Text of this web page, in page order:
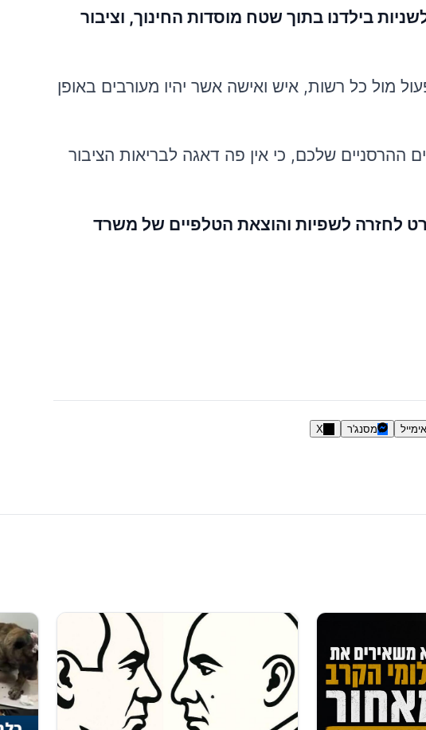
בילדנו בתוך שטח מוסדות החינוך, וציבור
מול כל רשות, איש ואישה אשר יהיו מעורבים באופן
ההרסניים שלכם, כי אין פה דאגה לבריאות הציבור
לחזרה לשפיות והוצאת הטלפיים של משרד
אימייל מסנג'ר X